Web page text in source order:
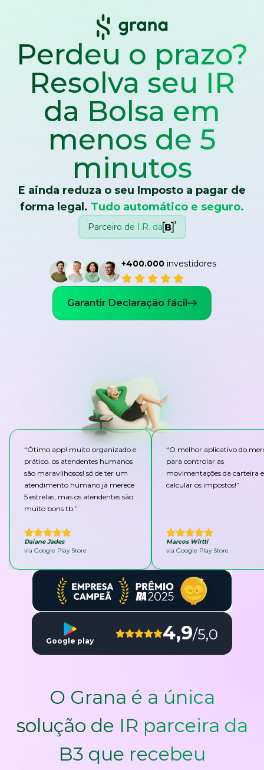
Perdeu o prazo?
Resolva seu IR
da Bolsa em
menos de 5
minutos
E ainda reduza o seu Imposto a pagar de
forma legal. Tudo automático e seguro.
Parceiro de I.R. da
+400.000investidores
Garantir Declaração fácil
“Ótimo app! muito organizado e
prático. os atendentes humanos
são maravilhosos! só de ter um
atendimento humano já merece
5 estrelas, mas os atendentes são
muito bons tb.”
Daiane Jades
via Google Play Store
“O melhor aplicativo do
para controlar as
movimentações da carteira e
calcular os impostos!”
Marcos Wirtti
via Google Play Store
Google play 4,9/5,0
O Grana é a única
solução de IR parceira da
B3 que recebeu